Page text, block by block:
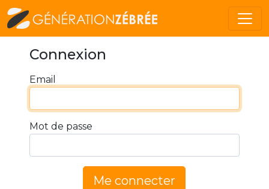
Connexion
Email
Mot de passe
Me connecter